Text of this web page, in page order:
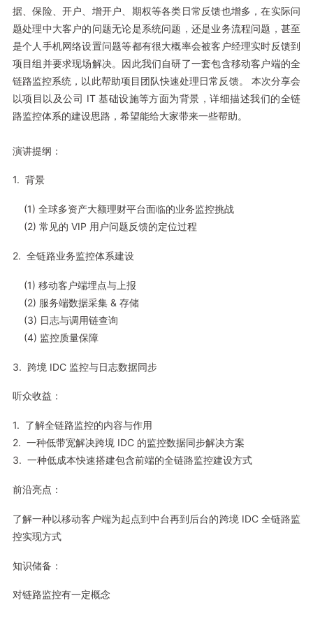
据、保险、开户、增开户、期权等各类日常反馈也增多，在实际问
题处理中大客户的问题无论是系统问题，还是业务流程问题，甚至
是个人手机网络设置问题等都有很大概率会被客户经理实时反馈到
项目组并要求现场解决。因此我们自研了一套包含移动客户端的全
链路监控系统，以此帮助项目团队快速处理日常反馈。 本次分享会
以项目以及公司 IT 基础设施等方面为背景，详细描述我们的全链
路监控体系的建设思路，希望能给大家带来一些帮助。
演讲提纲：
1. 背景
(1) 全球多资产大额理财平台面临的业务监控挑战
(2) 常见的 VIP 用户问题反馈的定位过程
2. 全链路业务监控体系建设
(1) 移动客户端埋点与上报
(2) 服务端数据采集 & 存储
(3) 日志与调用链查询
(4) 监控质量保障
3. 跨境 IDC 监控与日志数据同步
听众收益：
1. 了解全链路监控的内容与作用
2. 一种低带宽解决跨境 IDC 的监控数据同步解决方案
3. 一种低成本快速搭建包含前端的全链路监控建设方式
前沿亮点：
了解一种以移动客户端为起点到中台再到后台的跨境 IDC 全链路监
控实现方式
知识储备：
对链路监控有一定概念